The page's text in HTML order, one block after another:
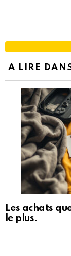
A LIRE
Les achats
le plus.